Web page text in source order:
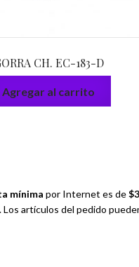
CH. EC-183-D
Agregar al carrito
mínima por Internet es de
. Los artículos del pedido